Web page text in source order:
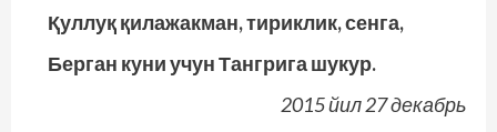
Қуллуқ қилажакман, тириклик, сенга,
Берган куни учун Тангрига шукур.
2015 йил 27 декабрь